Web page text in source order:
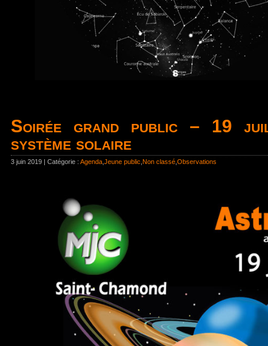
Soirée grand public – 19
système solaire
3 juin 2019 | Catégorie : Agenda Jeune public Non classé Observations